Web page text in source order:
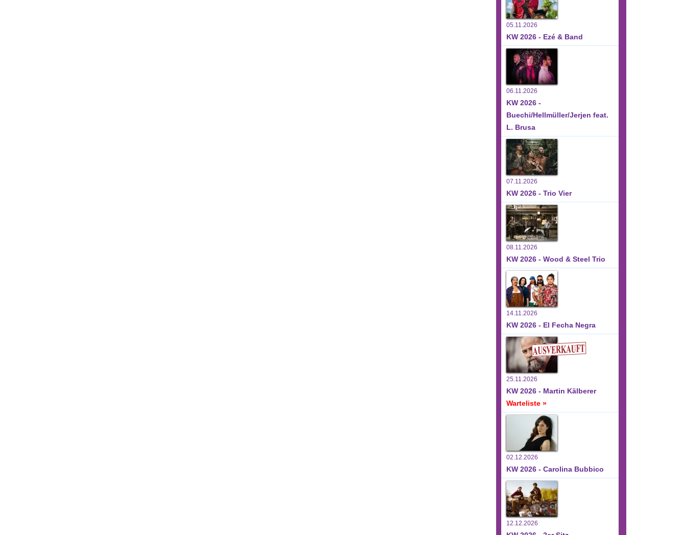
05.11.2026
KW 2026 - Ezé & Band
06.11.2026
KW 2026 -
Buechi/Hellmüller/Jerjen feat.
L. Brusa
07.11.2026
KW 2026 - Trio Vier
08.11.2026
KW 2026 - Wood & Steel Trio
14.11.2026
KW 2026 - El Fecha Negra
25.11.2026
KW 2026 - Martin Kälberer
Warteliste »
02.12.2026
KW 2026 - Carolina Bubbico
12.12.2026